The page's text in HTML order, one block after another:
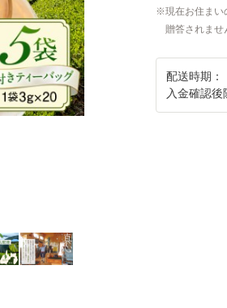
現在お住まい
贈答されませ
配送時期：
入金確認後